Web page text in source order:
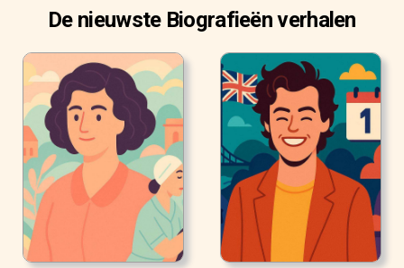
De nieuwste Biografieën verhalen